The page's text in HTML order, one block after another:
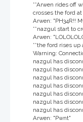
**Arwen rides off
crosses the ford at
Arwen: "PH34R!!
**nazgul start to
Arwen:
**the ford rises
Warning:
nazgul has
nazgul has
nazgul has
nazgul has
nazgul has
nazgul has
nazgul has
Arwen: "Pwnt"